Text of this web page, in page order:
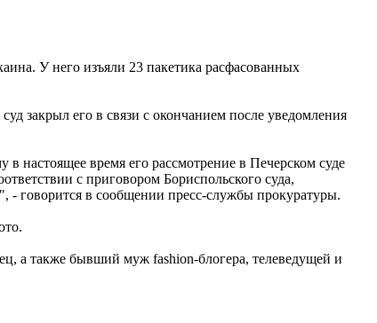
У него изъяли 23 пакетика расфасованных
закрыл его в связи с окончанием после уведомления
настоящее время его рассмотрение в Печерском суде
с приговором Бориспольского суда,
- говорится в сообщении пресс-службы прокуратуры.
а также бывший муж fashion-блогера, телеведущей и